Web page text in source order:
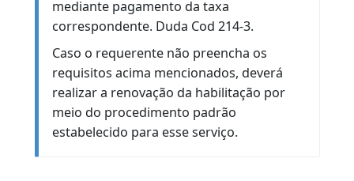
reduzida em virtude de indícios de
deficiência física ou mental ou de
progressividade de doença com potencial
de comprometer a capacidade para
conduzir veículo.
Validade da última CNH posterior a